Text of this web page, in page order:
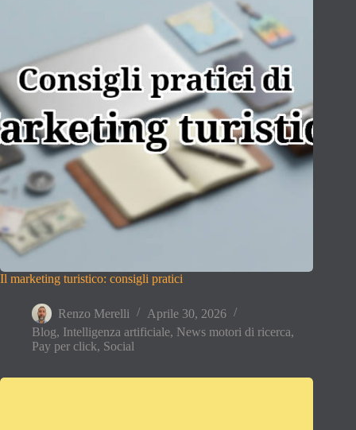
Il marketing turistico: consigli pratici
Renzo Merelli
Aprile 30, 2026
Blog, Intelligenza artificiale, News motori di ricerca,
Pay per click, Social